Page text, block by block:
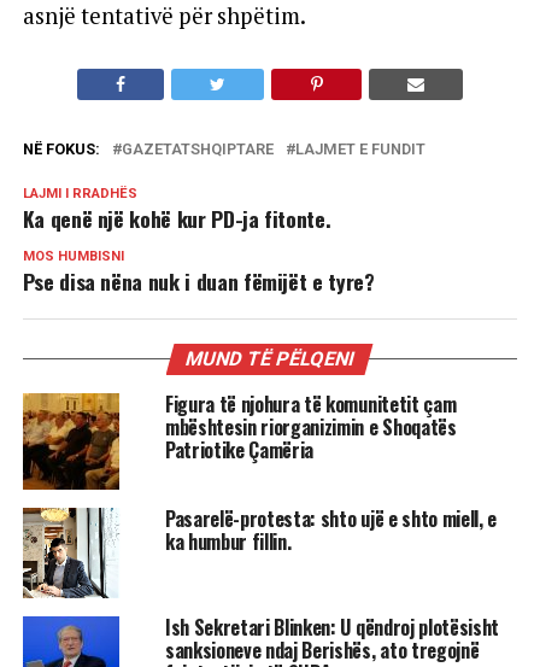
asnjë tentativë për shpëtim.
NË FOKUS: GAZETATSHQIPTARE LAJMET E FUNDIT
LAJMI I RRADHËS
Ka qenë një kohë kur PD-ja fitonte.
MOS HUMBISNI
Pse disa nëna nuk i duan fëmijët e tyre?
MUND TË PËLQENI
Figura të njohura të komunitetit çam
mbështesin riorganizimin e Shoqatës
Patriotike Çamëria
Pasarelë-protesta: shto ujë e shto miell, e
ka humbur fillin.
Ish Sekretari Blinken: U qëndroj plotësisht
sanksioneve ndaj Berishës, ato tregojnë